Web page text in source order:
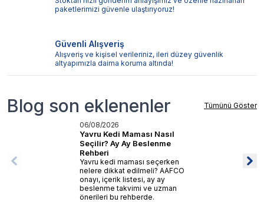
paketlerimizi güvenle ulaştırıyoruz!
Güvenli Alışveriş
Alışveriş ve kişisel verileriniz, ileri düzey güvenlik
altyapımızla daima koruma altında!
Blog son eklenenler Tümünü Göster
06/08/2026
Yavru Kedi Maması Nasıl
Seçilir? Ay Ay Beslenme
Rehberi
Yavru kedi maması seçerken
nelere dikkat edilmeli? AAFCO
onayı, içerik listesi, ay ay
beslenme takvimi ve uzman
önerileri bu rehberde.